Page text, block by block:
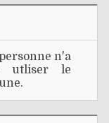
n'a
utliser le